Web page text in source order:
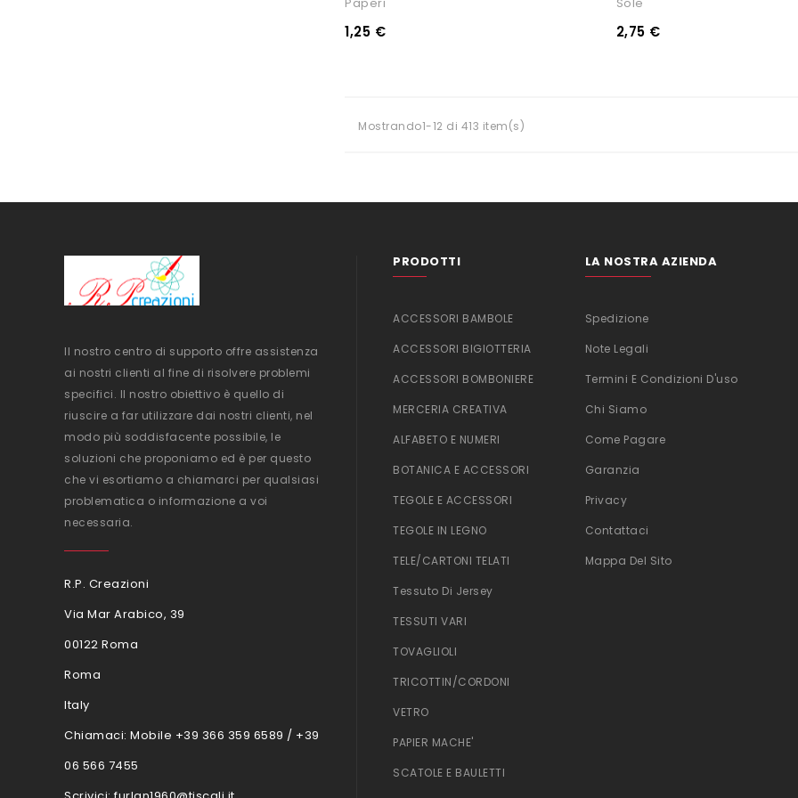
Paperi
1,25 €
Sole
2,75 €
Mostrando1-12 di 413 item(s)
Il nostro centro di supporto offre assistenza
ai nostri clienti al fine di risolvere problemi
specifici. Il nostro obiettivo è quello di
riuscire a far utilizzare dai nostri clienti, nel
modo più soddisfacente possibile, le
soluzioni che proponiamo ed è per questo
che vi esortiamo a chiamarci per qualsiasi
problematica o informazione a voi
necessaria.
R.P. Creazioni
Via Mar Arabico, 39
00122 Roma
Roma
Italy
Chiamaci: Mobile +39 366 359 6589 / +39
06 566 7455
PRODOTTI
ACCESSORI BAMBOLE
ACCESSORI BIGIOTTERIA
ACCESSORI BOMBONIERE
MERCERIA CREATIVA
ALFABETO E NUMERI
BOTANICA E ACCESSORI
TEGOLE E ACCESSORI
TEGOLE IN LEGNO
TELE/CARTONI TELATI
Tessuto Di Jersey
TESSUTI VARI
TOVAGLIOLI
TRICOTTIN/CORDONI
VETRO
PAPIER MACHE'
SCATOLE E BAULETTI
LA NOSTRA AZIENDA
Spedizione
Note Legali
Termini E Condizioni D'uso
Chi Siamo
Come Pagare
Garanzia
Privacy
Contattaci
Mappa Del Sito